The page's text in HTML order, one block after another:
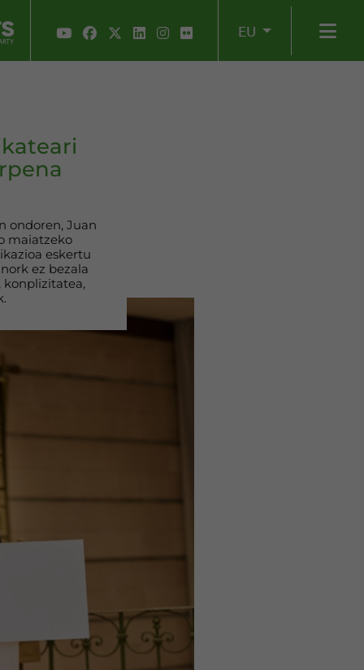
EU
ondoren, Juan
maiatzeko
eskertu
ez bezala
konplizitatea,